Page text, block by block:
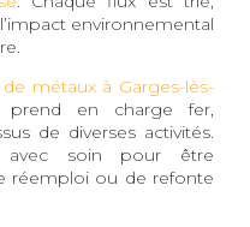
environnemental
métaux à Garges-lès-
prend en charge fer,
de diverses activités.
avec soin pour être
réemploi ou de refonte